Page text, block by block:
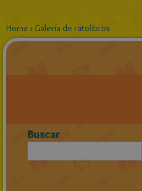
Home › Galería de ratolibros
Buscar